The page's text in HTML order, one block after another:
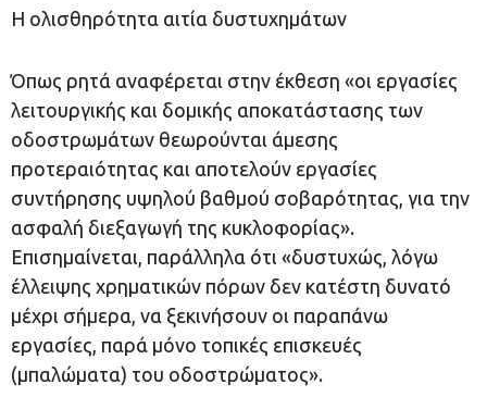
Η ολισθηρότητα αιτία δυστυχημάτων
Όπως ρητά αναφέρεται στην έκθεση «οι εργασίες
λειτουργικής και δομικής αποκατάστασης των
οδοστρωμάτων θεωρούνται άμεσης
προτεραιότητας και αποτελούν εργασίες
συντήρησης υψηλού βαθμού σοβαρότητας, για την
ασφαλή διεξαγωγή της κυκλοφορίας».
Επισημαίνεται, παράλληλα ότι «δυστυχώς, λόγω
έλλειψης χρηματικών πόρων δεν κατέστη δυνατό
μέχρι σήμερα, να ξεκινήσουν οι παραπάνω
εργασίες, παρά μόνο τοπικές επισκευές
(μπαλώματα) του οδοστρώματος».